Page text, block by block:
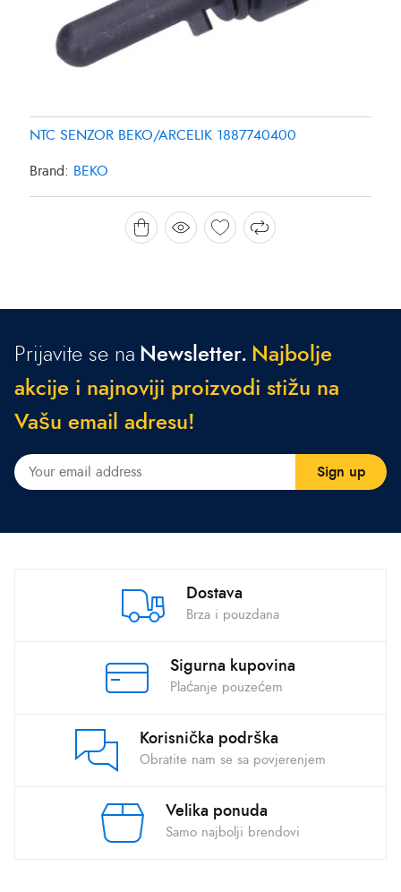
NTC SENZOR BEKO/ARCELIK 1887740400
Brand: BEKO
Prijavite se na Newsletter. Naj bo je
a kcije i najnoviji proizvod i stižu na
Vašu emai ad resu!
Dostava
Brza i pouzdana
Sigurna kupovina
Plaćanje pouzećem
Korisnička podrška
Obratite nam se sa povjerenjem
Velika ponuda
Samo najbolji brendovi